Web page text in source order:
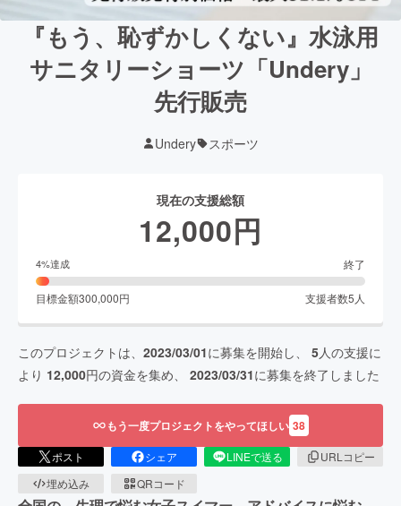
『もう、恥ずかしくない』水泳用
サニタリーショーツ「Undery」
先行販売
Undery スポーツ
現在の支援総額
12,000円
4%達成 終了
目標金額300,000円 支援者数5 人
このプロジェクトは、 2023/03/01に募集を開始し、 5人の支援に
より 12,000円の資金を集め、 2023/03/31に募集を終了しました
もう一度プロジェクトをやってほしい 38
ポスト シェア LINEで送る
URLコピー
埋め込み
QRコード